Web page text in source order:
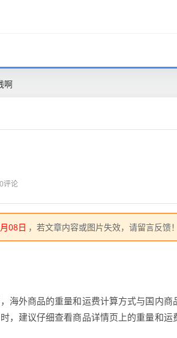
啊
0评论
08日 ，若文章内容或图片失效，请留言反馈！
海外商品的重量和运费计算方式与国内商
，建议仔细查看商品详情页上的重量和运